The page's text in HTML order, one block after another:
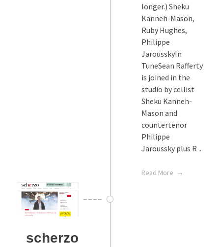
longer.) Sheku
Kanneh-Mason,
Ruby Hughes,
Philippe
JarousskyIn
TuneSean Rafferty
is joined in the
studio by cellist
Sheku Kanneh-
Mason and
countertenor
Philippe
Jaroussky plus R ...
Read More
scherzo